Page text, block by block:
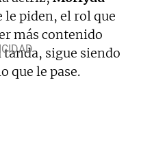
le piden, el rol que
más contenido
sigue siendo
que le pase.